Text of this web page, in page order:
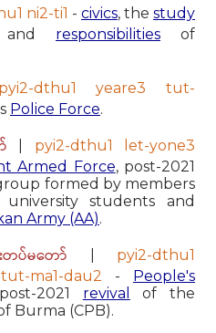
ni2-ti1 - civics, the study
responsibilities of
pyi2-dthu1 yeare3 tut-
Police Force.
pyi2-dthu1 let-yone3
Armed Force, post-2021
formed by members
university students and
Army (AA).
တပ်မတော်
pyi2-dthu1
ma1-dau2
- People's
2021 revival
of the
Burma (CPB).